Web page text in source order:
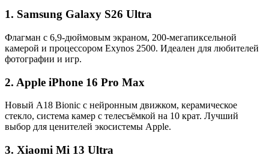
1. Samsung Galaxy S26 Ultra
Флагман с 6,9-дюймовым экраном, 200-мегапиксельной
камерой и процессором Exynos 2500. Идеален для любителей
фотографии и игр.
2. Apple iPhone 16 Pro Max
Новый A18 Bionic с нейронным движком, керамическое
стекло, система камер с телесъёмкой на 10 крат. Лучший
выбор для ценителей экосистемы Apple.
3. Xiaomi Mi 13 Ultra